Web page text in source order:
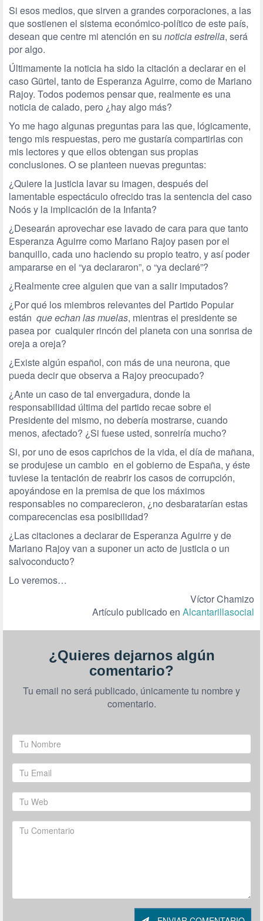
Si esos medios, que sirven a grandes corporaciones, a las
que sostienen el sistema económico-político de este país,
desean que centre mi atención en su noticia estrella, será
por algo.
Últimamente la noticia ha sido la citación a declarar en el
caso Gürtel, tanto de Esperanza Aguirre, como de Mariano
Rajoy. Todos podemos pensar que, realmente es una
noticia de calado, pero ¿hay algo más?
Yo me hago algunas preguntas para las que, lógicamente,
tengo mis respuestas, pero me gustaría compartirlas con
mis lectores y que ellos obtengan sus propias
conclusiones. O se planteen nuevas preguntas:
¿Quiere la justicia lavar su imagen, después del
lamentable espectáculo ofrecido tras la sentencia del caso
Noós y la implicación de la Infanta?
¿Desearán aprovechar ese lavado de cara para que tanto
Esperanza Aguirre como Mariano Rajoy pasen por el
banquillo, cada uno haciendo su propio teatro, y así poder
ampararse en el “ya declararon”, o “ya declaré”?
¿Realmente cree alguien que van a salir imputados?
¿Por qué los miembros relevantes del Partido Popular
están que echan las muelas, mientras el presidente se
pasea por cualquier rincón del planeta con una sonrisa de
oreja a oreja?
¿Existe algún español, con más de una neurona, que
pueda decir que observa a Rajoy preocupado?
¿Ante un caso de tal envergadura, donde la
responsabilidad última del partido recae sobre el
Presidente del mismo, no debería mostrarse, cuando
menos, afectado? ¿Si fuese usted, sonreiría mucho?
Si, por uno de esos caprichos de la vida, el día de mañana,
se produjese un cambio en el gobierno de España, y éste
tuviese la tentación de reabrir los casos de corrupción,
apoyándose en la premisa de que los máximos
responsables no comparecieron, ¿no desbaratarían estas
comparecencias esa posibilidad?
¿Las citaciones a declarar de Esperanza Aguirre y de
Mariano Rajoy van a suponer un acto de justicia o un
salvoconducto?
Lo veremos…
Víctor Chamizo
Artículo publicado en Alcantarillasocial
¿Quieres dejarnos algún
comentario?
Tu email no será publicado, únicamente tu nombre y
comentario.